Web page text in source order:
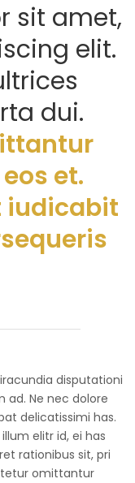
sit amet,
elit.
dui.
et.
iudicabit
disputationi
ad. Ne nec dolore
delicatissimi has.
elitr id, ei has
rationibus sit, pri
omittantur